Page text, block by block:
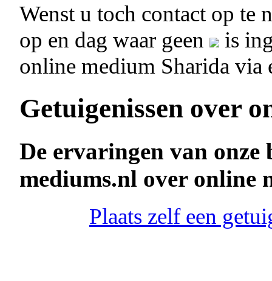
Wenst u toch contact op te
op en dag waar geen
is
online medium Sharida via
Getuigenissen over
De ervaringen van onze
mediums.nl over online
Plaats zelf een